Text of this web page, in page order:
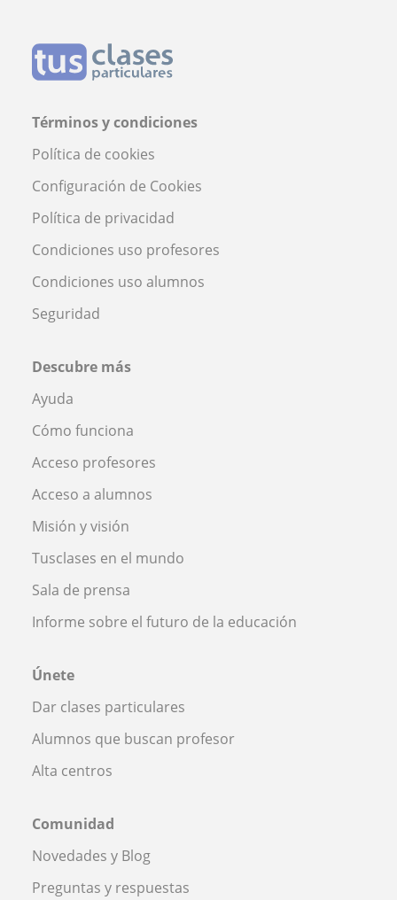
Términos y condiciones
Política de cookies
Configuración de Cookies
Política de privacidad
Condiciones uso profesores
Condiciones uso alumnos
Seguridad
Descubre más
Ayuda
Cómo funciona
Acceso profesores
Acceso a alumnos
Misión y visión
Tusclases en el mundo
Sala de prensa
Informe sobre el futuro de la educación
Únete
Dar clases particulares
Alumnos que buscan profesor
Alta centros
Comunidad
Novedades y Blog
Preguntas y respuestas